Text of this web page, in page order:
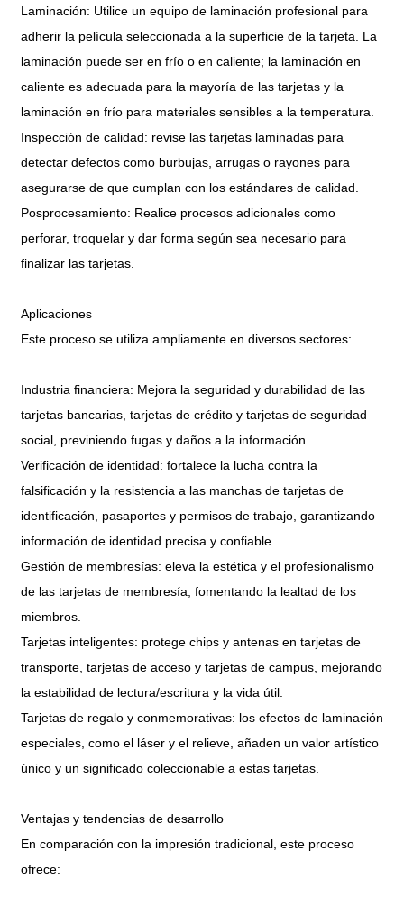
Laminación: Utilice un equipo de laminación profesional para
adherir la película seleccionada a la superficie de la tarjeta. La
laminación puede ser en frío o en caliente; la laminación en
caliente es adecuada para la mayoría de las tarjetas y la
laminación en frío para materiales sensibles a la temperatura.
Inspección de calidad: revise las tarjetas laminadas para
detectar defectos como burbujas, arrugas o rayones para
asegurarse de que cumplan con los estándares de calidad.
Posprocesamiento: Realice procesos adicionales como
perforar, troquelar y dar forma según sea necesario para
finalizar las tarjetas.
Aplicaciones
Este proceso se utiliza ampliamente en diversos sectores:
Industria financiera: Mejora la seguridad y durabilidad de las
tarjetas bancarias, tarjetas de crédito y tarjetas de seguridad
social, previniendo fugas y daños a la información.
Verificación de identidad: fortalece la lucha contra la
falsificación y la resistencia a las manchas de tarjetas de
identificación, pasaportes y permisos de trabajo, garantizando
información de identidad precisa y confiable.
Gestión de membresías: eleva la estética y el profesionalismo
de las tarjetas de membresía, fomentando la lealtad de los
miembros.
Tarjetas inteligentes: protege chips y antenas en tarjetas de
transporte, tarjetas de acceso y tarjetas de campus, mejorando
la estabilidad de lectura/escritura y la vida útil.
Tarjetas de regalo y conmemorativas: los efectos de laminación
especiales, como el láser y el relieve, añaden un valor artístico
único y un significado coleccionable a estas tarjetas.
Ventajas y tendencias de desarrollo
En comparación con la impresión tradicional, este proceso
ofrece: